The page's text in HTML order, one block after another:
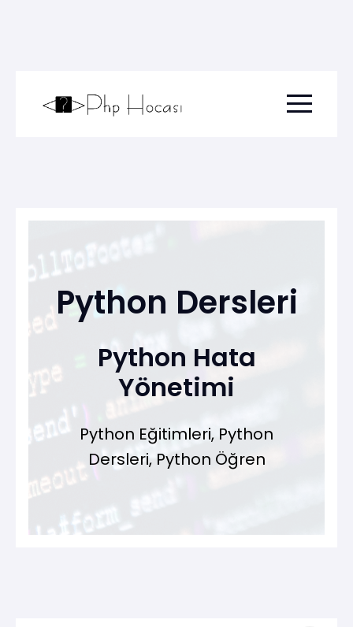
Menu
Python Dersleri
Python Hata
Yönetimi
Python Eğitimleri, Python
Dersleri, Python Öğren